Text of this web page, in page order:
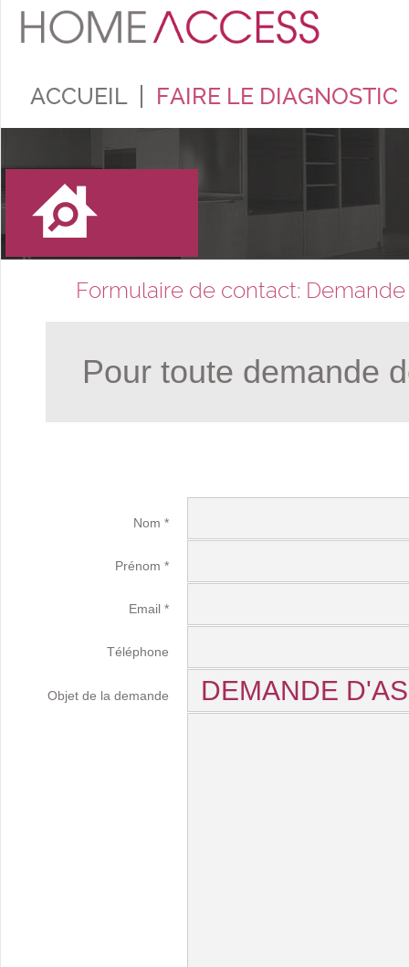
ACCUEIL FAIRE LE DIAGNOSTIC
Formulaire de contact:
Pour toute demande
Nom *
Prénom *
Email *
Téléphone
Objet de la demande